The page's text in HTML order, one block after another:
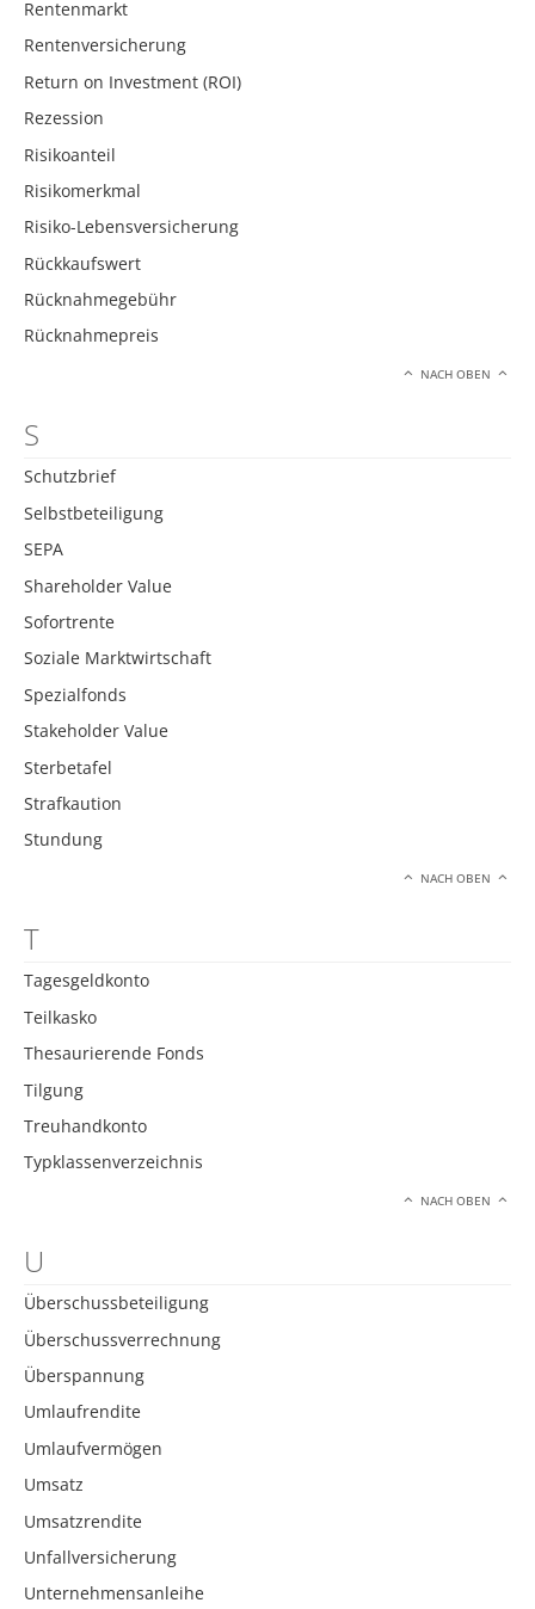
Rentenmarkt
Rentenversicherung
Return on Investment (ROI)
Rezession
Risikoanteil
Risikomerkmal
Risiko-Lebensversicherung
Rückkaufswert
Rücknahmegebühr
Rücknahmepreis
NACH OBEN
S
Schutzbrief
Selbstbeteiligung
SEPA
Shareholder Value
Sofortrente
Soziale Marktwirtschaft
Spezialfonds
Stakeholder Value
Sterbetafel
Strafkaution
Stundung
NACH OBEN
T
Tagesgeldkonto
Teilkasko
Thesaurierende Fonds
Tilgung
Treuhandkonto
Typklassenverzeichnis
NACH OBEN
U
Überschussbeteiligung
Überschussverrechnung
Überspannung
Umlaufrendite
Umlaufvermögen
Umsatz
Umsatzrendite
Unfallversicherung
Unternehmensanleihe